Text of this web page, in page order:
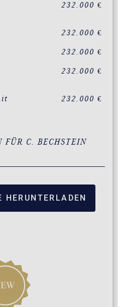
232.000 €
232.000 €
232.000 €
232.000 €
232.000 €
FÜR C. BECHSTEIN
HERUNTERLADEN